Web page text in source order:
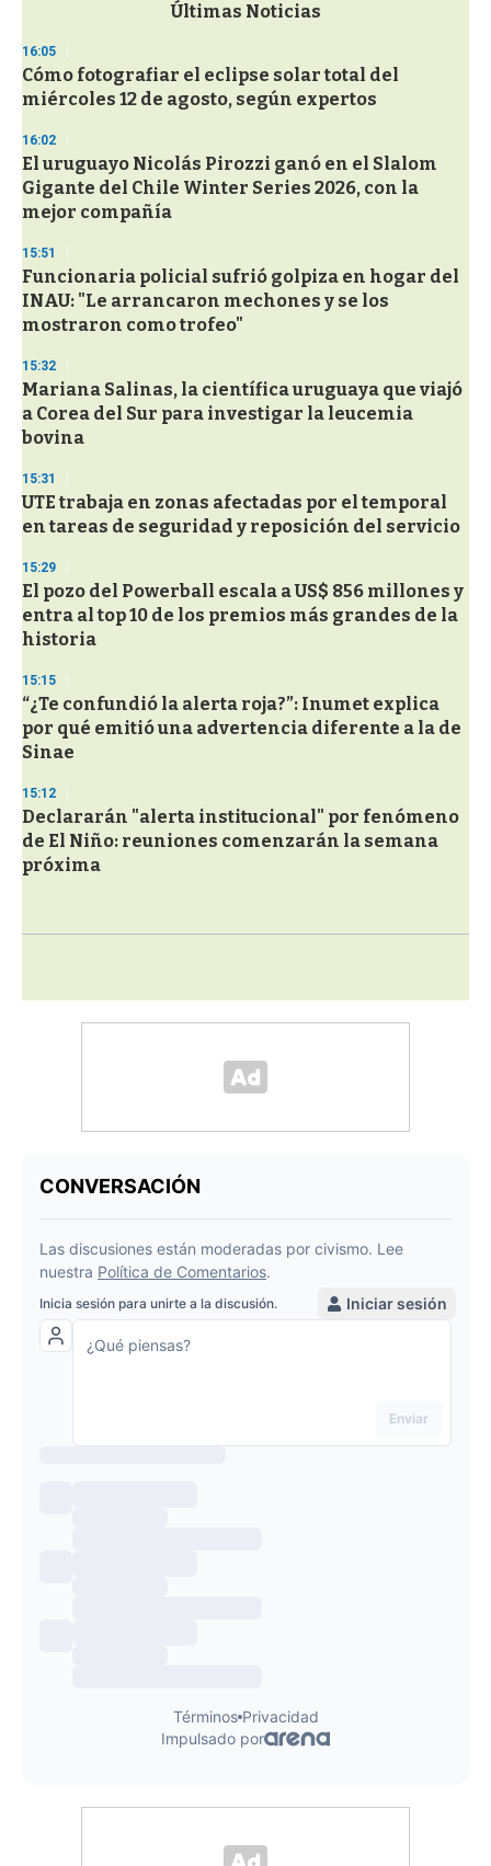
d
s
o
f
3
s
e
c
o
d
s
Últimas Noticias
16:05
Cómo fotografiar el eclipse solar total del
miércoles 12 de agosto, según expertos
16:02
El uruguayo Nicolás Pirozzi ganó en el Slalom
Gigante del Chile Winter Series 2026, con la
mejor compañía
15:51
Funcionaria policial sufrió golpiza en hogar del
INAU: "Le arrancaron mechones y se los
mostraron como trofeo"
15:32
Mariana Salinas, la científica uruguaya que viajó
a Corea del Sur para investigar la leucemia
bovina
15:31
UTE trabaja en zonas afectadas por el temporal
en tareas de seguridad y reposición del servicio
15:29
El pozo del Powerball escala a US$ 856 millones y
entra al top 10 de los premios más grandes de la
historia
15:15
“¿Te confundió la alerta roja?”: Inumet explica
por qué emitió una advertencia diferente a la de
Sinae
15:12
Declararán "alerta institucional" por fenómeno
de El Niño: reuniones comenzarán la semana
próxima